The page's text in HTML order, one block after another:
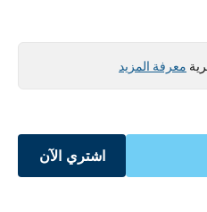
معرفة المزيد
اشتري الآن